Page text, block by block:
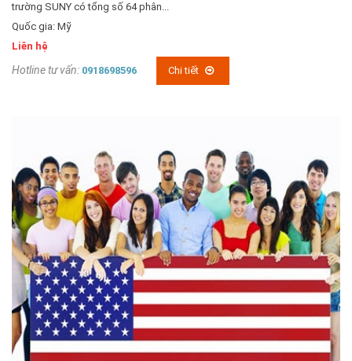
trường SUNY có tổng số 64 phân...
Quốc gia: Mỹ
Liên hệ
Hotline tư vấn: 0918698596 Chi tiết